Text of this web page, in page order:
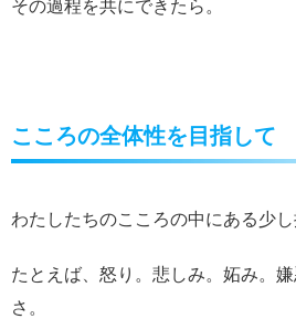
その過程を共にできたら。
こころの全体性を目指して
わたしたちのこころの中にある少し
たとえば、怒り。悲しみ。妬み。
さ。